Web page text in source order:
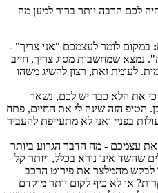
לכם הרבה יותר ברור למען מה
במקום לומר לעצמכם "אני צריך" -
נמצא שמחשבות מסוג צריך, חייב
לעומת זאת, רצון להשיג משהו
להשיג רק 50%, כי את הלא כבר יש לכם, נשאר
הטיפ הזה שינה לי את החיים, פתח
בפניי ואני לא מתעייפת להעביר
עצמכם - מה הדבר הגרוע ביותר
שהשד אינו נורא בכלל, ויותר קל
לבקש מהמלצר את פירוט הרכב
או לא כיף לקום יותר מוקדם